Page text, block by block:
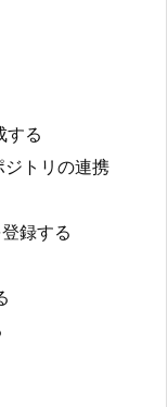
する
ジトリの連携
録する